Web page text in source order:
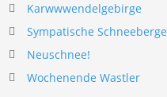
Karwwwendelgebirge
Sympatische Schneeberge
Neuschnee!
Wochenende Wastler